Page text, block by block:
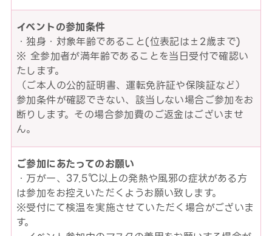
イベントの参加条件
・独身・対象年齢であること(位表記は±2歳まで)
※ 全参加者が満年齢であることを当日受付で確認い
たします。
（ご本人の公的証明書、運転免許証や保険証など）
参加条件が確認できない、該当しない場合ご参加をお
断りします。その場合参加費のご返金はございませ
ん。
ご参加にあたってのお願い
・万が一、37.5℃以上の発熱や風邪の症状がある方
は参加をお控えいただくようお願い致します。
※受付にて検温を実施させていただく場合がございま
す。